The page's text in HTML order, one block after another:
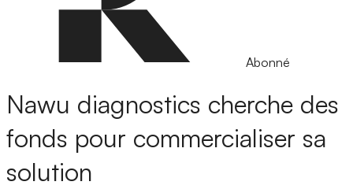
Abonné
Nawu diagnostics cherche des
fonds pour commercialiser sa
solution